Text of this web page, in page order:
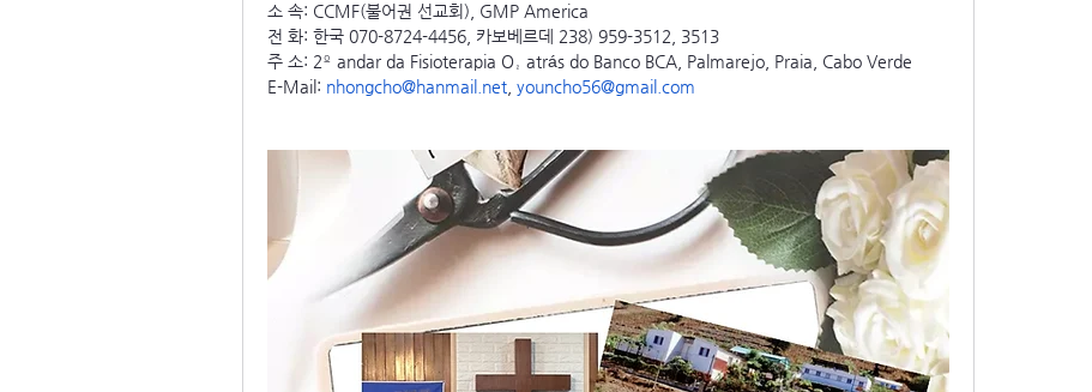
소 속: CCMF(불어권 선교회), GMP America
전 화: 한국 070-8724-4456, 카보베르데 238) 959-3512, 3513
주 소: 2º andar da Fisioterapia O₂ atrás do Banco BCA, Palmarejo, Praia, Cabo Verde
E-Mail: nhongcho@hanmail.net youncho56@gmail.com